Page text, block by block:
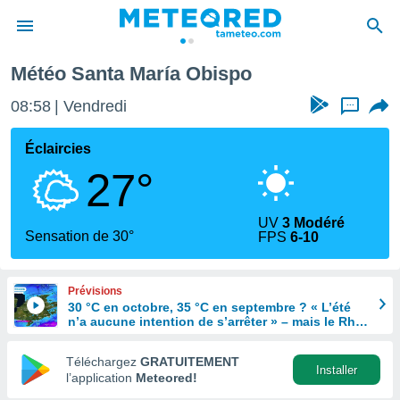
de
en
Météo Santa María Obispo
08:58 Vendredi ...
Éclaircies
27°
Sensation de 30°
UV3 Modéré
FPS6-10
Prévisions
30 °C en octobre, 35 °C en septembre ? « L’été
n’a aucune intention de s’arrêter » – mais le Rhin
Téléchargez GRATUITEMENT
l’application Meteored!
Installer